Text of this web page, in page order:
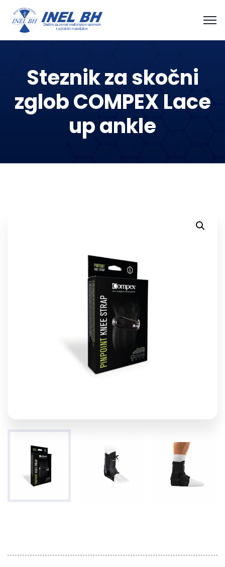
Steznik za skočni
zglob COMPEX Lace
up ankle